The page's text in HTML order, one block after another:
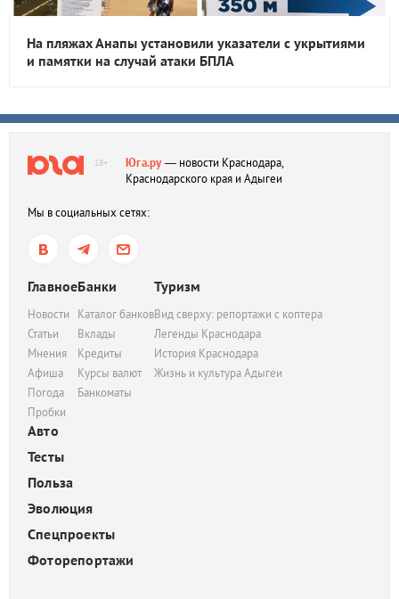
На пляжах Анапы установили указатели с укрытиями
и памятки на случай атаки БПЛА
18+ Юга.ру— новости Краснодара,
Краснодарского края и Адыгеи
Мы в социальных сетях:
Главное
Новости
Статьи
Мнения
Афиша
Погода
Пробки
Банки
Каталог банков
Вклады
Кредиты
Курсы валют
Банкоматы
Туризм
Вид сверху: репортажи с коптера
Легенды Краснодара
История Краснодара
Жизнь и культура Адыгеи
Авто
Тесты
Польза
Эволюция
Спецпроекты
Фоторепортажи